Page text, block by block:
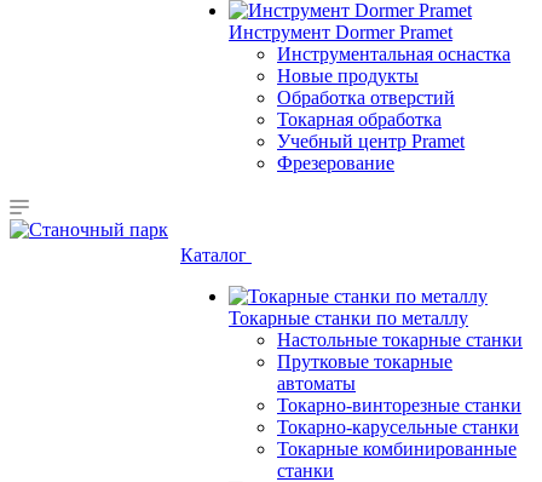
Инструмент Dormer Pramet
Инструментальная оснастка
Новые продукты
Обработка отверстий
Токарная обработка
Учебный центр Pramet
Фрезерование
Каталог
Токарные станки по металлу
Настольные токарные станки
Прутковые токарные
автоматы
Токарно-винторезные станки
Токарно-карусельные станки
Токарные комбинированные
станки